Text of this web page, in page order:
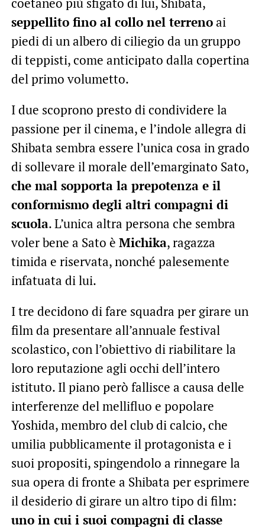
seppellito fino al collo nel terrenoai
piedi di un albero di ciliegio da un gruppo
di teppisti, come anticipato dalla copertina
del primo volumetto.
I due scoprono presto di condividere la
passione per il cinema, e l’indole allegra di
Shibata sembra essere l’unica cosa in grado
di sollevare il morale dell’emarginato Sato,
che mal sopporta la prepotenza e il
conformismo degli altri compagni di
scuola. L’unica altra persona che sembra
voler bene a Sato è Michika, ragazza
timida e riservata, nonché palesemente
infatuata di lui.
I tre decidono di fare squadra per girare un
film da presentare all’annuale festival
scolastico, con l’obiettivo di riabilitare la
loro reputazione agli occhi dell’intero
istituto. Il piano però fallisce a causa delle
interferenze del mellifluo e popolare
Yoshida, membro del club di calcio, che
umilia pubblicamente il protagonista e i
suoi propositi, spingendolo a rinnegare la
sua opera di fronte a Shibata per esprimere
il desiderio di girare un altro tipo di film:
uno in cui i suoi compagni di classe